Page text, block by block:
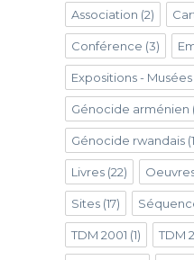
Association (2)
Conférence (3)
Expositions - Musées
Génocide arménien
Génocide rwandais
Livres(22)
Sites(17)
TDM 2001 (1) TDM